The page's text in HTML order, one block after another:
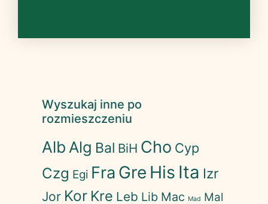
Wyszukaj inne po
rozmieszczeniu
Alb Alg Bal BiH Cho Cyp
Czg Egi Fra Gre His Ita Izr
Jor Kor Kre Leb Lib Mac Mad Mal